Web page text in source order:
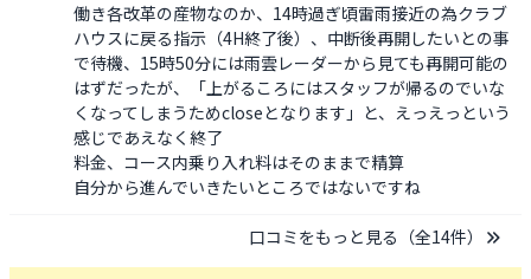
働き各改革の産物なのか、14時過ぎ頃雷雨接近の為クラブ
ハウスに戻る指示（4H終了後）、中断後再開したいとの事
で待機、15時50分には雨雲レーダーから見ても再開可能の
はずだったが、「上がるころにはスタッフが帰るのでいな
くなってしまうためcloseとなります」と、えっえっという
感じであえなく終了
料金、コース内乗り入れ料はそのままで精算
口コミをもっと見る（全14件）